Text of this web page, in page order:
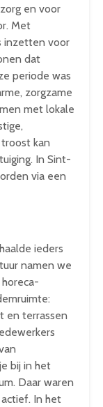
en voor
Met
inzetten voor
dat
periode was
zorgzame
met lokale
kan
In Sint-
via een
ieders
namen we
en terrassen
bij in het
Daar waren
In het